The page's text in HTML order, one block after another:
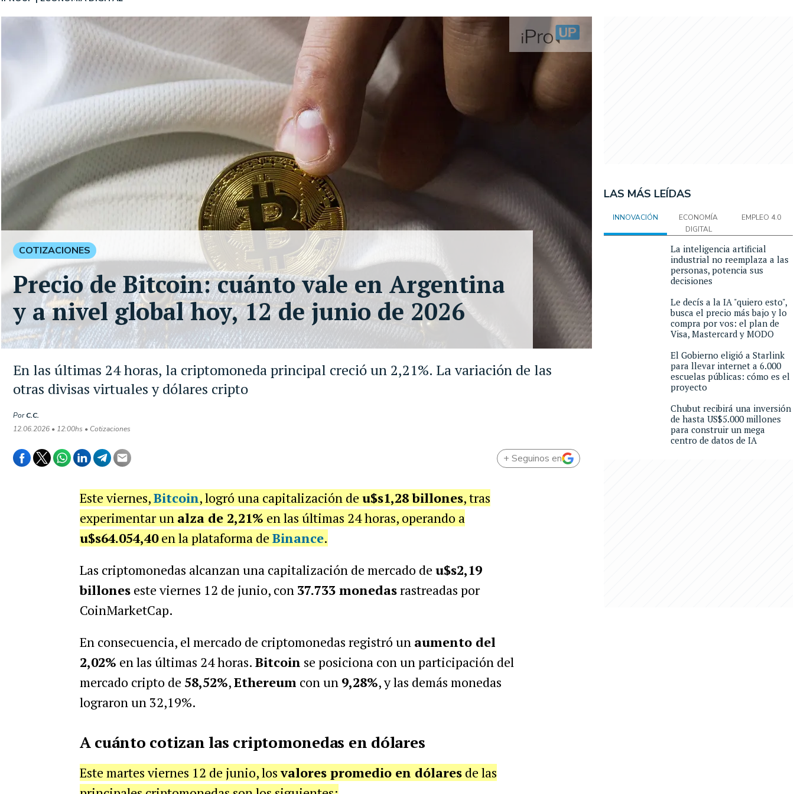
En las últimas 24 horas, la criptomoneda principal creció un 2,21%. La variación de las
otras divisas virtuales y dólares cripto
PorC.C.
12.06.2026 • 12:00hs • Cotizaciones
COTIZACIONES
Precio de Bitcoin: cuánto vale en Argentina
y a nivel global hoy, 12 de junio de 2026
+ Seguinos en
Este viernes,Bitcoin, logró una capitalización de u$s1,28 billones, tras
experimentar un alza de 2,21% en las últimas 24 horas, operando a
u$s64.054,40en la plataforma de Binance.
Las criptomonedas alcanzan una capitalización de mercado de u$s2,19
billoneseste viernes 12 de junio, con 37.733 monedasrastreadas por
CoinMarketCap.
En consecuencia, el mercado de criptomonedas registró un aumento del
2,02% en las últimas 24 horas. Bitcoin se posiciona con un participación del
mercado cripto de 58,52%,Ethereum con un 9,28%, y las demás monedas
lograron un 32,19%.
A cuánto cotizan las criptomonedas en dólares
Este martes viernes 12 de junio, losvalores promedio en dólaresde las
LAS MÁS LEÍDAS
INNOVACIÓN
ECONOMÍA
DIGITAL
EMPLEO 4.0
La inteligencia artificial
industrial no reemplaza a las
personas, potencia sus
decisiones
Le decís a la IA "quiero esto",
busca el precio más bajo y lo
compra por vos: el plan de
Visa, Mastercard y MODO
El Gobierno eligió a Starlink
para llevar internet a 6.000
escuelas públicas: cómo es el
proyecto
Chubut recibirá una inversión
de hasta US$5.000 millones
para construir un mega
centro de datos de IA